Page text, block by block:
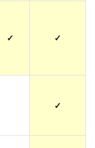
✓ ✓
✓